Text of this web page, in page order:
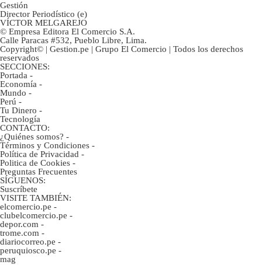
Gestión
Director Periodístico (e)
VÍCTOR MELGAREJO
© Empresa Editora El Comercio S.A.
Calle Paracas #532, Pueblo Libre, Lima.
Copyright© | Gestion.pe | Grupo El Comercio | Todos los derechos
reservados
SECCIONES:
Portada -
Economía -
Mundo -
Perú -
Tu Dinero -
Tecnología
CONTACTO:
¿Quiénes somos? -
Términos y Condiciones -
Política de Privacidad -
Politica de Cookies -
Preguntas Frecuentes
SÍGUENOS:
Suscríbete
VISITE TAMBIÉN:
elcomercio.pe -
clubelcomercio.pe -
depor.com -
trome.com -
diariocorreo.pe -
peruquiosco.pe -
mag